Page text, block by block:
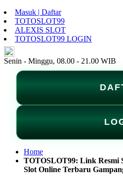
Masuk | Daftar
TOTOSLOT99
ALEXIS SLOT
TOTOSLOT99 LOGIN
Senin - Minggu, 08.00 - 21.00 WIB
Home
TOTOSLOT99: Link Resmi
Slot Online Terbaru